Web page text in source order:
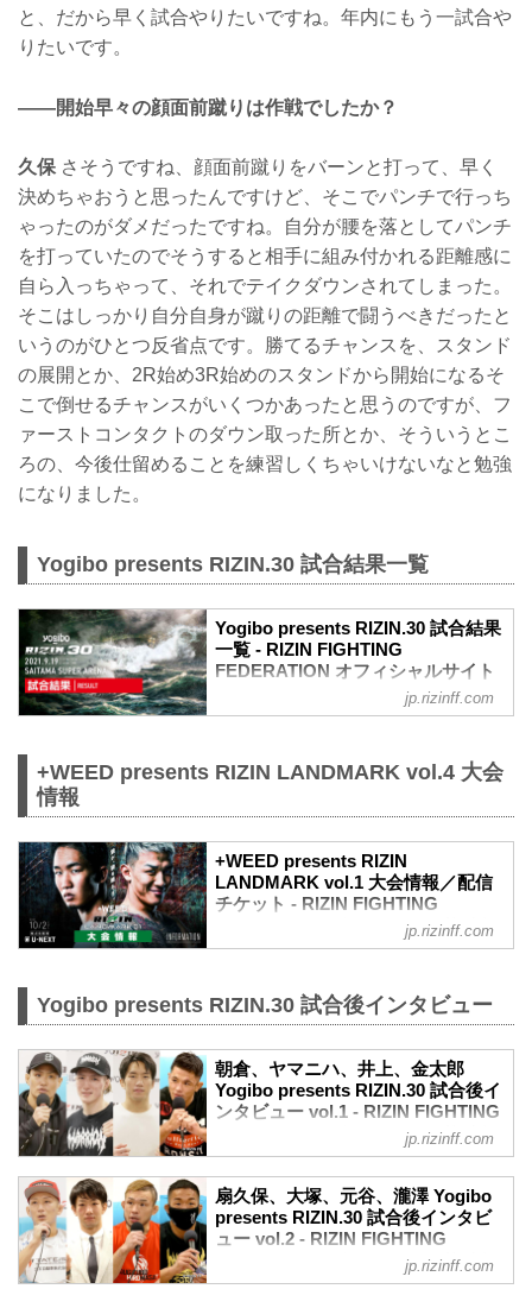
と、だから早く試合やりたいですね。年内にもう一試合や
りたいです。
——開始早々の顔面前蹴りは作戦でしたか？
久保 さそうですね、顔面前蹴りをバーンと打って、早く
決めちゃおうと思ったんですけど、そこでパンチで行っち
ゃったのがダメだったですね。自分が腰を落としてパンチ
を打っていたのでそうすると相手に組み付かれる距離感に
自ら入っちゃって、それでテイクダウンされてしまった。
そこはしっかり自分自身が蹴りの距離で闘うべきだったと
いうのがひとつ反省点です。勝てるチャンスを、スタンド
の展開とか、2R始め3R始めのスタンドから開始になるそ
こで倒せるチャンスがいくつかあったと思うのですが、フ
ァーストコンタクトのダウン取った所とか、そういうとこ
ろの、今後仕留めることを練習しくちゃいけないなと勉強
になりました。
Yogibo presents RIZIN.30 試合結果一覧
Yogibo presents RIZIN.30 試合結果
一覧 - RIZIN FIGHTING
FEDERATION オフィシャルサイト
第10試合／バンタム級トーナメント 2回
3R（61.0kg）
（LOSE）
3R 判定 （3-0）
≫ 試合結果詳細
第9試合／バンタム級トーナメント 2回戦
井上直樹 vs. 金太郎
RIZIN MMAトーナメントルール：5分
3R（61.0kg）
3R 判定 （3-0）
≫ 試合結果詳細
jp.rizinff.com
+WEED presents RIZIN LANDMARK vol.4 大会
情報
+WEED presents RIZIN
LANDMARK vol.1 大会情報／配信
チケット - RIZIN FIGHTING
FEDERATION オフィシャルサイト
+WEED presents RIZIN LANDMARK
vol.1
youtu.be
大会概要
名称
+WEED presents RIZIN LANDMARK
日時
2021年10月2日（土）18:00開場（予定）
19:00開始（予定）
※開場・開始時間は予定です。決定次第
RIZIN FFオフィシャルサイトにてご案内
jp.rizinff.com
Yogibo presents RIZIN.30 試合後インタビュー
朝倉、ヤマニハ、井上、金太郎
Yogibo presents RIZIN.30 試合後イ
ンタビュー vol.1 - RIZIN FIGHTING
FEDERATION オフィシャルサイト
ナにて行われたYogibo presents RIZIN.30
の出場選手たちの試合後インタビューを
公開！
jp.rizinff.com
扇久保、大塚、元谷、瀧澤 Yogibo
presents RIZIN.30 試合後インタビ
ュー vol.2 - RIZIN FIGHTING
FEDERATION オフィシャルサイト
jp.rizinff.com